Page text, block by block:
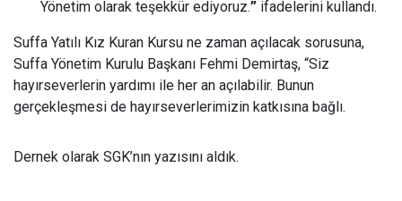
Yönetim olarak teşekkür ediyoruz.” ifadelerini kullandı.
Suffa Yatılı Kız Kuran Kursu ne zaman açılacak sorusuna,
Suffa Yönetim Kurulu Başkanı Fehmi Demirtaş, “Siz
hayırseverlerin yardımı ile her an açılabilir. Bunun
gerçekleşmesi de hayırseverlerimizin katkısına bağlı.
Dernek olarak SGK’nın yazısını aldık.